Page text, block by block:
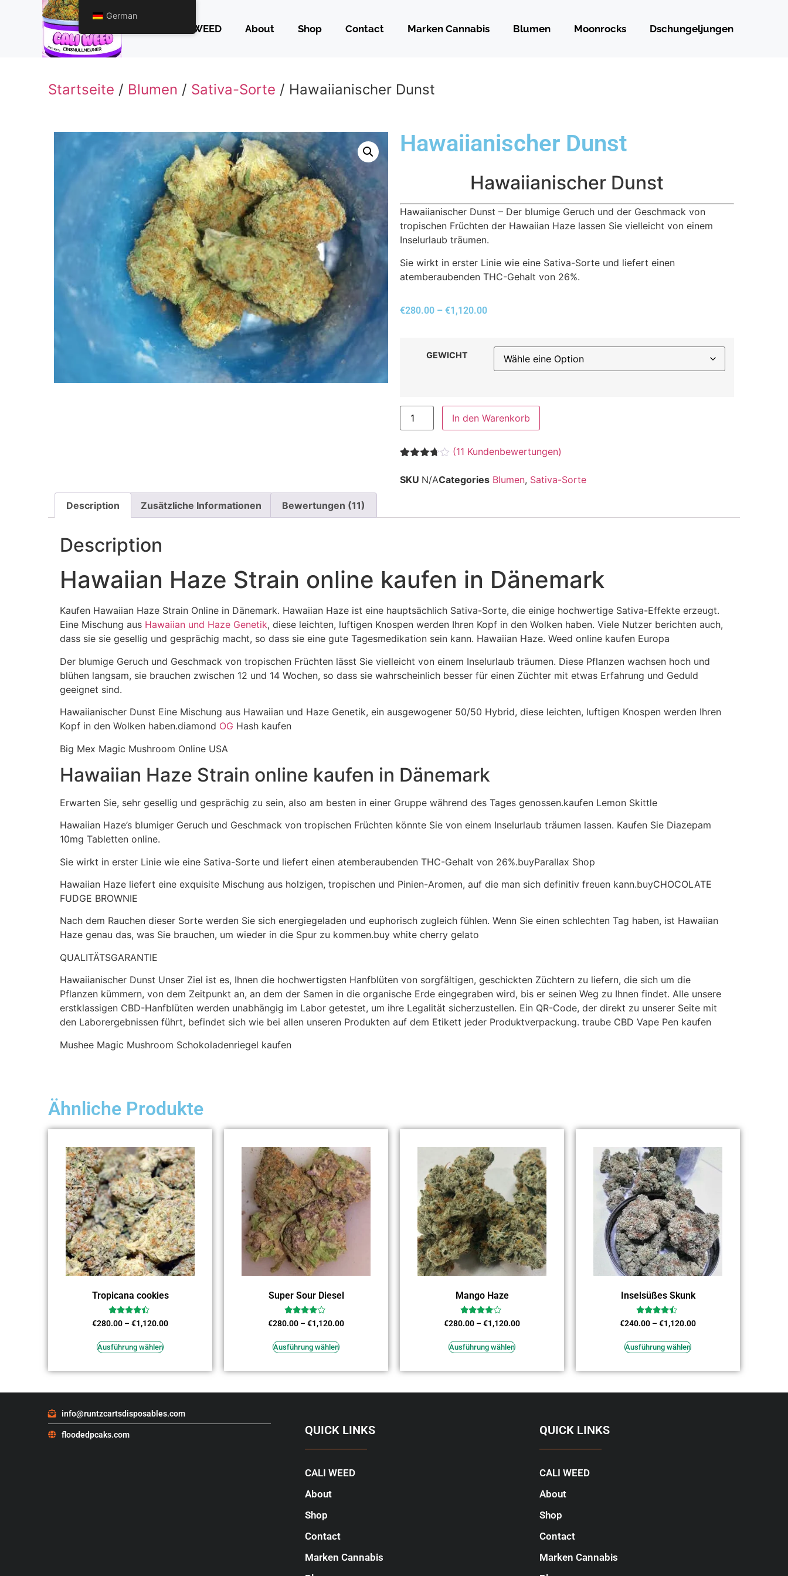
CALI WEED About Shop Contact Marken Cannabis Blumen Moonrocks Dschungeljungen
Startseite / Blumen / Sativa-Sorte / Hawaiianischer Dunst
Hawaiianischer Dunst
Hawaiianischer Dunst
Hawaiianischer Dunst – Der blumige Geruch und der Geschmack von
tropischen Früchten der Hawaiian Haze lassen Sie vielleicht von einem
Inselurlaub träumen.
Sie wirkt in erster Linie wie eine Sativa-Sorte und liefert einen
atemberaubenden THC-Gehalt von 26%.
€280.00 – €1,120.00
GEWICHT
In den Warenkorb
mit 3.64
von 5,
(11 Kundenbewertungen)
SKU N/ACategories Blumen, Sativa-Sorte
Description Zusätzliche Informationen Bewertungen (11)
Description
Hawaiian Haze Strain online kaufen in Dänemark
Kaufen Hawaiian Haze Strain Online in Dänemark. Hawaiian Haze ist eine hauptsächlich Sativa-Sorte, die einige hochwertige Sativa-Effekte erzeugt.
Eine Mischung aus Hawaiian und Haze Genetik, diese leichten, luftigen Knospen werden Ihren Kopf in den Wolken haben. Viele Nutzer berichten auch,
dass sie sie gesellig und gesprächig macht, so dass sie eine gute Tagesmedikation sein kann. Hawaiian Haze. Weed online kaufen Europa
Der blumige Geruch und Geschmack von tropischen Früchten lässt Sie vielleicht von einem Inselurlaub träumen. Diese Pflanzen wachsen hoch und
blühen langsam, sie brauchen zwischen 12 und 14 Wochen, so dass sie wahrscheinlich besser für einen Züchter mit etwas Erfahrung und Geduld
geeignet sind.
Hawaiianischer Dunst Eine Mischung aus Hawaiian und Haze Genetik, ein ausgewogener 50/50 Hybrid, diese leichten, luftigen Knospen werden Ihren
Kopf in den Wolken haben.diamond OG Hash kaufen
Big Mex Magic Mushroom Online USA
Hawaiian Haze Strain online kaufen in Dänemark
Erwarten Sie, sehr gesellig und gesprächig zu sein, also am besten in einer Gruppe während des Tages genossen.kaufen Lemon Skittle
Hawaiian Haze’s blumiger Geruch und Geschmack von tropischen Früchten könnte Sie von einem Inselurlaub träumen lassen. Kaufen Sie Diazepam
10mg Tabletten online.
Sie wirkt in erster Linie wie eine Sativa-Sorte und liefert einen atemberaubenden THC-Gehalt von 26%.buyParallax Shop
Hawaiian Haze liefert eine exquisite Mischung aus holzigen, tropischen und Pinien-Aromen, auf die man sich definitiv freuen kann.buyCHOCOLATE
FUDGE BROWNIE
Nach dem Rauchen dieser Sorte werden Sie sich energiegeladen und euphorisch zugleich fühlen. Wenn Sie einen schlechten Tag haben, ist Hawaiian
Haze genau das, was Sie brauchen, um wieder in die Spur zu kommen.buy white cherry gelato
QUALITÄTSGARANTIE
Hawaiianischer Dunst Unser Ziel ist es, Ihnen die hochwertigsten Hanfblüten von sorgfältigen, geschickten Züchtern zu liefern, die sich um die
Pflanzen kümmern, von dem Zeitpunkt an, an dem der Samen in die organische Erde eingegraben wird, bis er seinen Weg zu Ihnen findet. Alle unsere
erstklassigen CBD-Hanfblüten werden unabhängig im Labor getestet, um ihre Legalität sicherzustellen. Ein QR-Code, der direkt zu unserer Seite mit
den Laborergebnissen führt, befindet sich wie bei allen unseren Produkten auf dem Etikett jeder Produktverpackung. traube CBD Vape Pen kaufen
Mushee Magic Mushroom Schokoladenriegel kaufen
Ähnliche Produkte
Tropicana cookies
Bewertet
mit
von 5
€280.00 –€1,120.00
Ausführung wählen
Super Sour Diesel
Bewertet
mit
von 5
€280.00 –€1,120.00
Ausführung wählen
Mango Haze
Bewertet
mit
von 5
€280.00 –€1,120.00
Ausführung wählen
Inselsüßes Skunk
Bewertet
von 5
€240.00 –€1,120.00
Ausführung wählen
info@runtzcartsdisposables.com
floodedpcaks.com QUICK LINKS
CALI WEED
About
Shop
Contact
Marken Cannabis
QUICK LINKS
CALI WEED
About
Shop
Contact
Marken Cannabis
German